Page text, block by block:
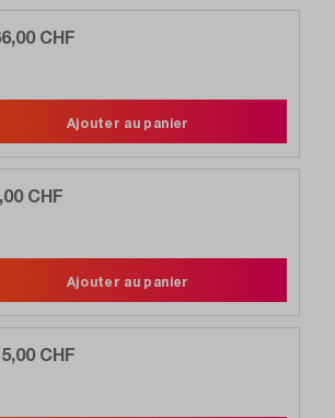
CHF
Ajouter au panier
CHF
Ajouter au panier
CHF